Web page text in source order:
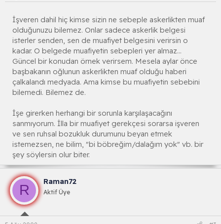
İşveren dahil hiç kimse sizin ne sebeple askerlikten muaf
olduğunuzu bilemez. Onlar sadece askerlik belgesi
isterler senden, sen de muafiyet belgesini verirsin o
kadar. O belgede muafiyetin sebepleri yer almaz...
Güncel bir konudan örnek verirsem. Mesela aylar önce
başbakanın oğlunun askerlikten muaf olduğu haberi
çalkalandı medyada. Ama kimse bu muafiyetin sebebini
bilemedi. Bilemez de.
İşe girerken herhangi bir sorunla karşılaşacağını
sanmıyorum. İlla bir muafiyet gerekçesi sorarsa işveren
ve sen ruhsal bozukluk durumunu beyan etmek
istemezsen, ne bilim, "bi böbreğim/dalağım yok" vb. bir
şey söylersin olur biter.
R
Raman72
Aktif Üye